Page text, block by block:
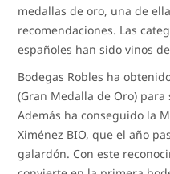
medallas de oro, una de
recomendaciones. Las
españoles han sido vinos
Bodegas Robles ha
(Gran Medalla de Oro) para
Además ha conseguido la
Ximénez BIO, que el año
galardón. Con este